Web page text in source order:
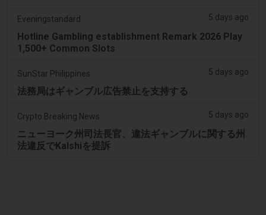
Eveningstandard 5 days ago
Hotline Gambling establishment Remark 2026 Play
1,500+ Common Slots
SunStar Philippines 5 days ago
法務局はギャンブル広告禁止を支持する
Crypto Breaking News 5 days ago
ニューヨーク州司法長官、違法ギャンブルに関する州
法違反でKalshiを提訴